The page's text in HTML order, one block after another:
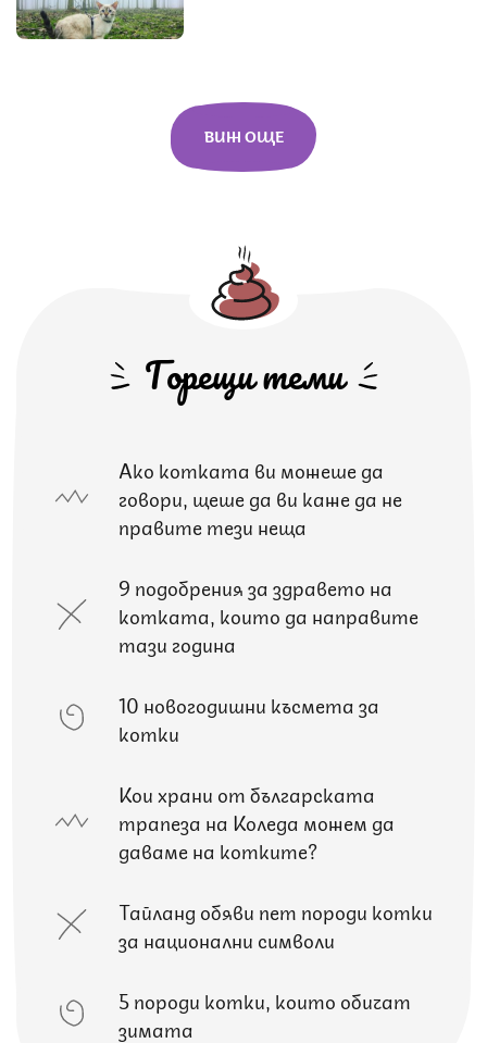
ВИЖ ОЩЕ
Горещи теми
Ако котката ви можеше да
говори, щеше да ви каже да не
правите тези неща
9 подобрения за здравето на
котката, които да направите
тази година
10 новогодишни късмета за
котки
Кои храни от българската
трапеза на Коледа можем да
даваме на котките?
Тайланд обяви пет породи котки
за национални символи
5 породи котки, които обичат
зимата